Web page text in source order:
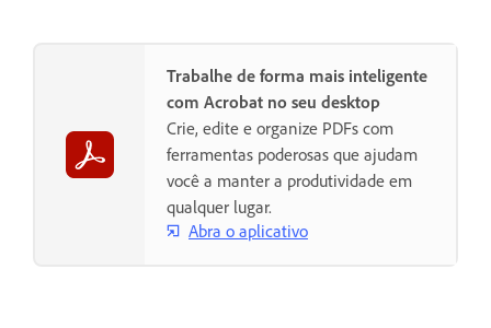
Trabalhe de forma mais inteligente
com Acrobat no seu desktop
Crie, edite e organize PDFs com
ferramentas poderosas que ajudam
você a manter a produtividade em
qualquer lugar.
Abra o aplicativo